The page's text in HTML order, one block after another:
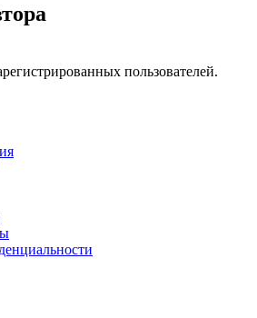
пользователей.